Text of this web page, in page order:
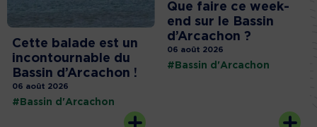
Cette balade est un
incontournable du
Bassin d’Arcachon !
06 août 2026
#Bassin d'Arcachon
Que faire ce week-
end sur le Bassin
d’Arcachon ?
06 août 2026
#Bassin d'Arcachon